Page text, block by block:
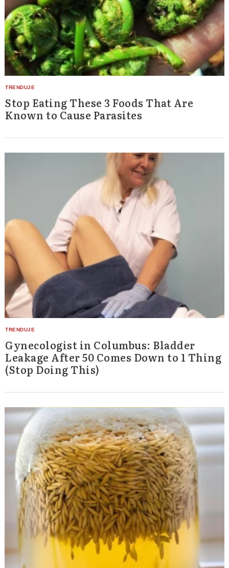
Stop Eating These 3 Foods That Are
Known to Cause Parasites
Gynecologist in Columbus: Bladder
Leakage After 50 Comes Down to 1 Thing
(Stop Doing This)